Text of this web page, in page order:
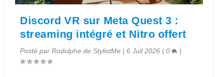
Discord VR sur Meta Quest 3 :
streaming intégré et Nitro offert
Posté parRodolphe de StylistMe |6 Juil 2026 |0 |